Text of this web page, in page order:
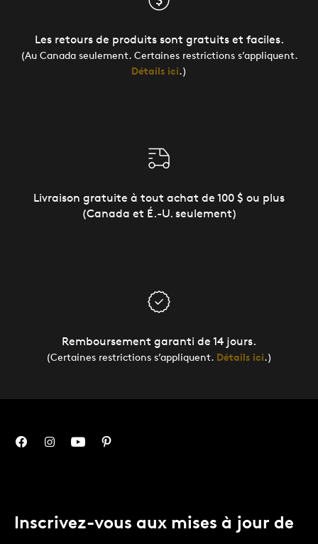
Les retours de produits sont gratuits et faciles.
(Au Canada seulement. Certaines restrictions s’appliquent.
Détails ici.)
Livraison gratuite à tout achat de 100 $ ou plus
(Canada et É.-U. seulement)
Remboursement garanti de 14 jours.
(Certaines restrictions s’appliquent. Détails ici.)
Inscrivez-vous aux mises à jour de